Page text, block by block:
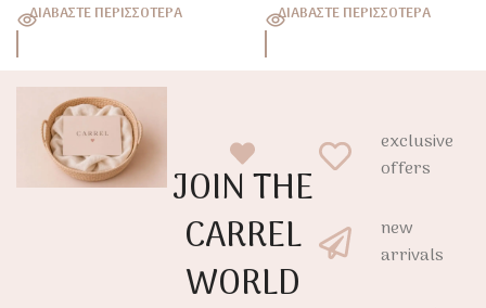
ΔΙΑΒΆΣΤΕ ΠΕΡΙΣΣΌΤΕΡΑ ΔΙΑΒΆΣΤΕ ΠΕΡΙΣΣΌΤΕΡΑ
JOIN THE
CARREL
WORLD
exclusive
offers
new
arrivals